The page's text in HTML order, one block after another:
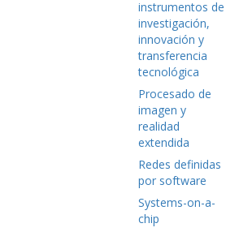
instrumentos de
investigación,
innovación y
transferencia
tecnológica
Procesado de
imagen y
realidad
extendida
Redes definidas
por software
Systems-on-a-
chip